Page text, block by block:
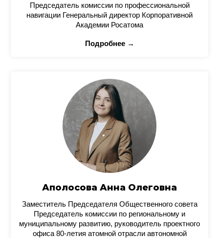
Председатель комиссии по профессиональной
навигации Генеральный директор Корпоративной
Академии Росатома
Подробнее →
Аполосова Анна Олеговна
Заместитель Председателя Общественного совета
Председатель комиссии по региональному и
муниципальному развитию, руководитель проектного
офиса 80-летия атомной отрасли автономной